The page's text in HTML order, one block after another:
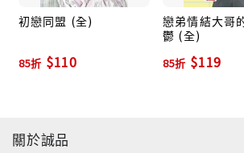
初戀同盟 (全)
85折 $110
戀弟情結大哥
鬱 (全)
85折 $119
關於誠品